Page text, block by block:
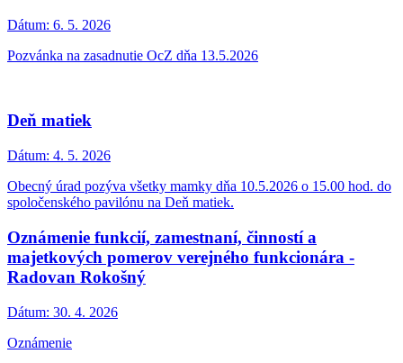
Dátum: 6. 5. 2026
Pozvánka na zasadnutie OcZ dňa 13.5.2026
Deň matiek
Dátum: 4. 5. 2026
Obecný úrad pozýva všetky mamky dňa 10.5.2026 o 15.00 hod. do
spoločenského pavilónu na Deň matiek.
Oznámenie funkcií, zamestnaní, činností a
majetkových pomerov verejného funkcionára -
Radovan Rokošný
Dátum: 30. 4. 2026
Oznámenie